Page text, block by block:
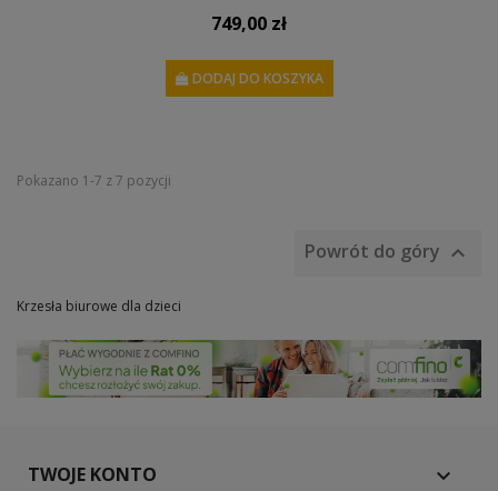
749,00 zł
DODAJ DO KOSZYKA
Pokazano 1-7 z 7 pozycji
Powrót do góry 
Krzesła biurowe dla dzieci
TWOJE KONTO 